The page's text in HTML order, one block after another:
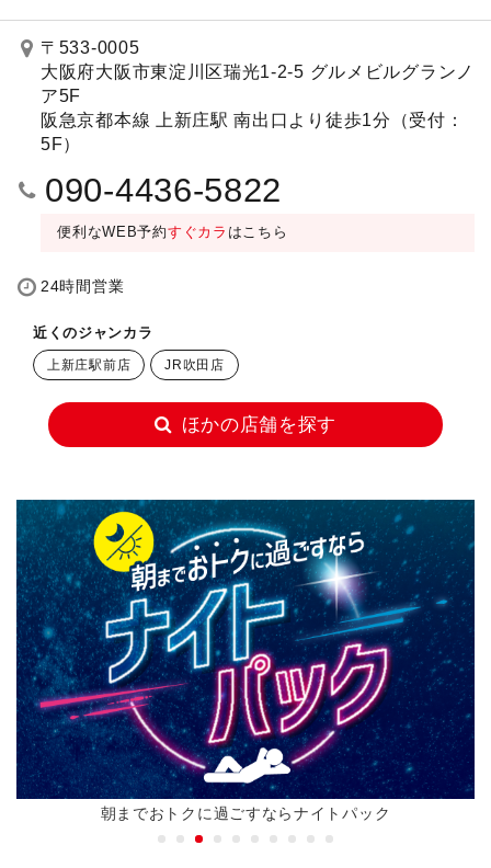
〒533-0005
大阪府大阪市東淀川区瑞光1-2-5 グルメビルグランノ
ア5F
阪急京都本線 上新庄駅 南出口より徒歩1分（受付：
5F）
090-4436-5822
便利なWEB予約すぐカラ はこちら
24時間営業
近くのジャンカラ
上新庄駅前店 JR吹田店
ほかの店舗を探す
朝までおトクに過ごすならナイトパック